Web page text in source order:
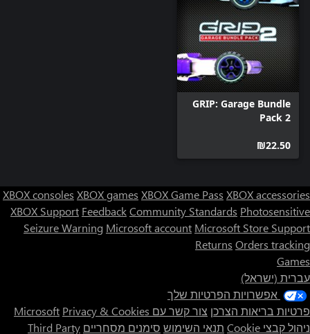
GRIP: Garage Bundle
Pack 2
‪₪‎22.50‬
XBOX consoles XBOX games XBOX Game Pass XBOX accessories
XBOX Support FeedbackCommunity Standards Photosensitive
Seizure Warning Microsoft account Microsoft Store Support
Returns Orders tracking
Games
עברית (ישראל)
אפשרויות הפרטיות שלך
פרטיות בריאות הצרכן צור קשר עם Microsoft Privacy & Cookies
ניהול קבצי Cookie
תנאי השימוש סימנים מסחריים Third Party